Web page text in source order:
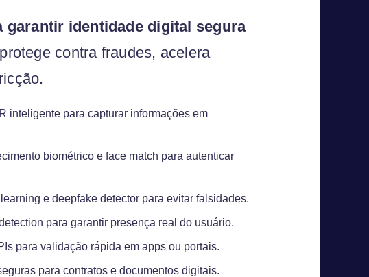
garantir identidade digital segura
contra fraudes, acelera
inteligente para capturar informações em
biométrico e face match para autenticar
e deepfake detector para evitar falsidades.
para garantir presença real do usuário.
para validação rápida em apps ou portais.
para contratos e documentos digitais.